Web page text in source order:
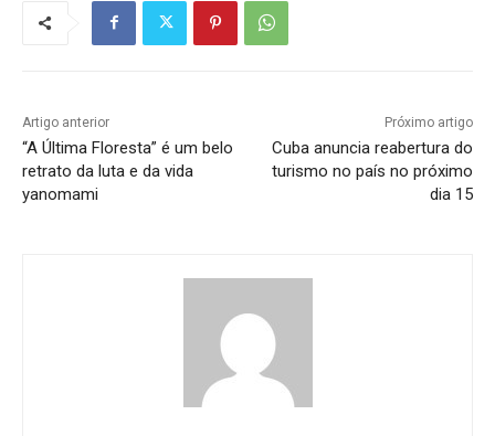
Artigo anterior
“A Última Floresta” é um belo
retrato da luta e da vida
yanomami
Próximo artigo
Cuba anuncia reabertura do
turismo no país no próximo
dia 15